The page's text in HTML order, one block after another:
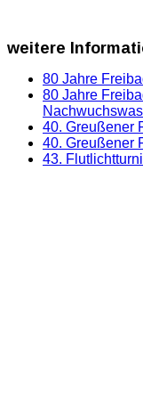
weitere
80 Jahre
80 Jahre
40. Greußener
40. Greußener
43.